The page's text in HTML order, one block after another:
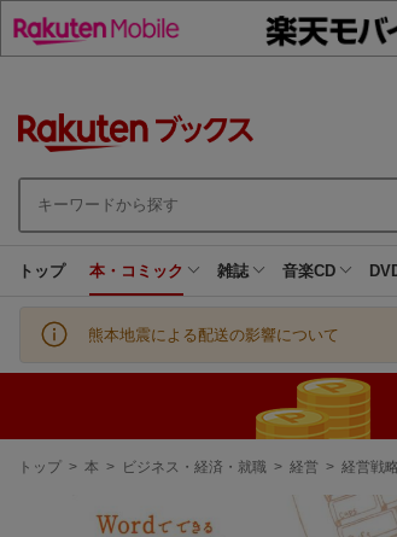
トップ 本・コミック 雑誌 音楽CD
熊本地震による配送の影響について
現
トップ > 本 > ビジネス・経済・就職 > 経営 > 経営戦